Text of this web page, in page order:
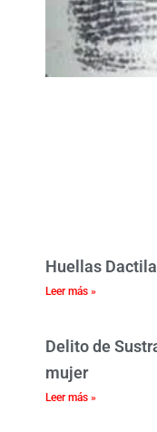
Huellas
Leer más »
Delito de
mujer
Leer más »